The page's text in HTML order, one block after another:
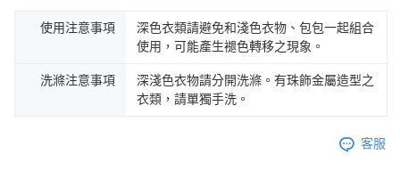
使用注意事項
深色衣類請避免和淺色衣物、包包一起組合
使用，可能產生褪色轉移之現象。
洗滌注意事項
深淺色衣物請分開洗滌。有珠飾金屬造型之
衣類，請單獨手洗。
客服